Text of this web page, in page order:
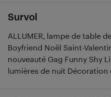
Survol
ALLUMER, lampe de table
Boyfriend Noël Saint-
nouveauté Gag Funny Shy
lumières de nuit Décoration